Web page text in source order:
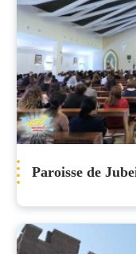
Paroisse de